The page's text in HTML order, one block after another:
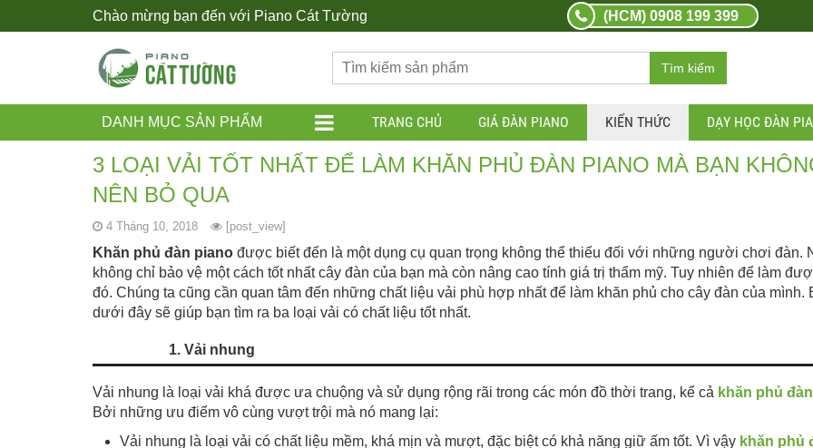
Chào mừng bạn đến với Piano Cát Tường (HCM) 0908 199 399
Tìm kiếm
DANH MỤC SẢN PHẨM TRANG CHỦ GIÁ ĐÀN PIANO KIẾN THỨC DẠY HỌC ĐÀN
3 LOẠI VẢI TỐT NHẤT ĐỂ LÀM KHĂN PHỦ ĐÀN PIANO MÀ BẠN
NÊN BỎ QUA
4 Tháng 10, 2018 [post_view]
Khăn phủ đàn piano được biết đến là một dụng cụ quan trọng không thể thiếu đối với những người chơi đàn.
không chỉ bảo vệ một cách tốt nhất cây đàn của bạn mà còn nâng cao tính giá trị thẩm mỹ. Tuy nhiên để làm
đó. Chúng ta cũng cần quan tâm đến những chất liệu vải phù hợp nhất để làm khăn phủ cho cây đàn của mình.
dưới đây sẽ giúp bạn tìm ra ba loại vải có chất liệu tốt nhất.
1. Vải nhung
Vải nhung là loại vải khá được ưa chuộng và sử dụng rộng rãi trong các món đồ thời trang, kể cả khăn phủ
Bởi những ưu điểm vô cùng vượt trội mà nó mang lại:
Vải nhung là loại vải có chất liệu mềm, khá mịn và mượt, đặc biệt có khả năng giữ ấm tốt. Vì vậy khăn phủ